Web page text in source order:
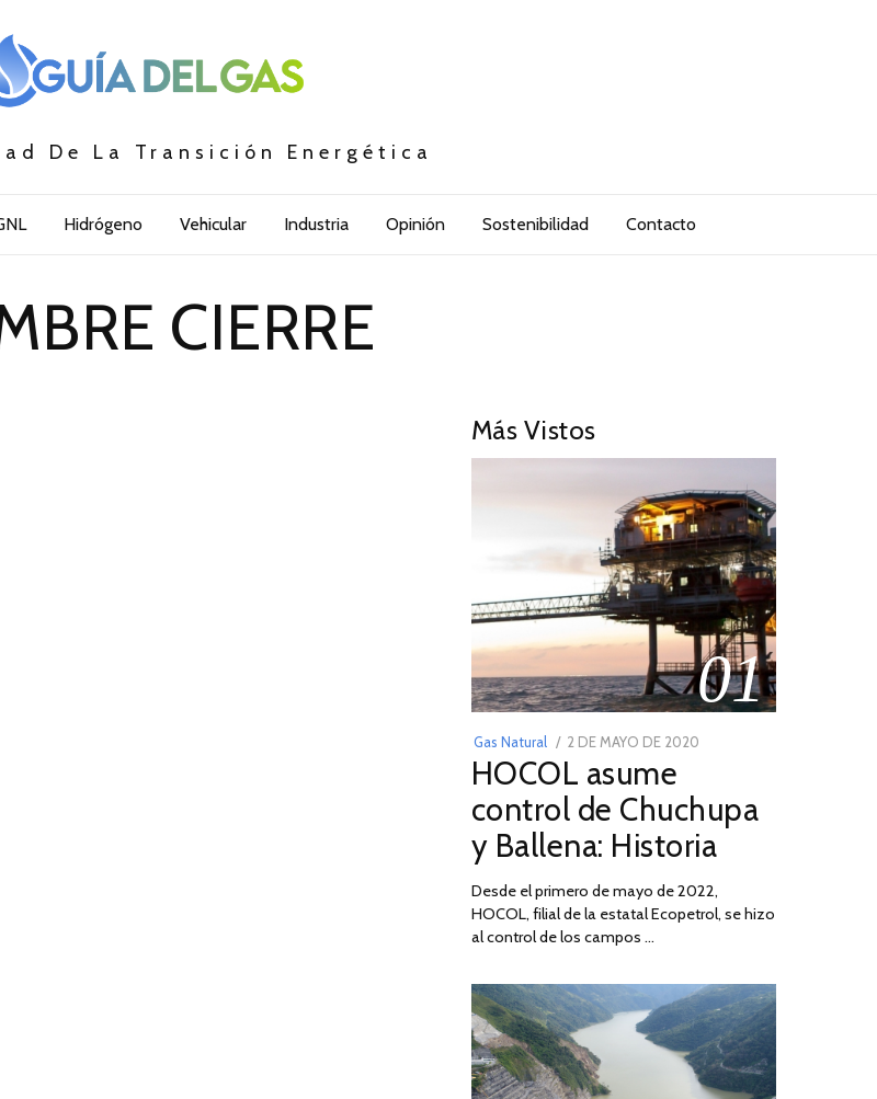
De La Transición Energética
Hidrógeno Vehicular Industria Opinión Sostenibilidad Contacto
CIERRE
Más Vistos
01
Gas Natural
POSTED
ON
2 DE MAYO DE 2020
DE
2026
HOCOL asume
control de Chuchupa
y Ballena: Historia
Desde el primero de mayo de 2022,
HOCOL, filial de la estatal Ecopetrol, se hizo
al control de los campos …